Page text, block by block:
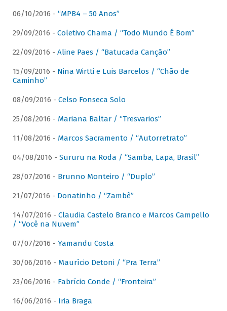
06/10/2016 - “MPB4 – 50 Anos”
29/09/2016 - Coletivo Chama / “Todo Mundo É Bom”
22/09/2016 - Aline Paes / “Batucada Canção”
15/09/2016 - Nina Wirtti e Luis Barcelos / “Chão de
Caminho”
08/09/2016 - Celso Fonseca Solo
25/08/2016 - Mariana Baltar / “Tresvarios”
11/08/2016 - Marcos Sacramento / “Autorretrato”
04/08/2016 - Sururu na Roda / “Samba, Lapa, Brasil”
28/07/2016 - Brunno Monteiro / “Duplo”
21/07/2016 - Donatinho / “Zambê”
14/07/2016 - Claudia Castelo Branco e Marcos Campello
/ “Você na Nuvem”
07/07/2016 - Yamandu Costa
30/06/2016 - Maurício Detoni / “Pra Terra”
23/06/2016 - Fabrício Conde / “Fronteira”
16/06/2016 - Iria Braga